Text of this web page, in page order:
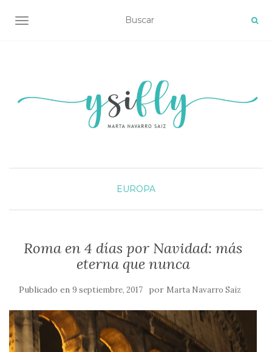
ALTERNAR NAVEGACIÓN
EUROPA
Roma en 4 días por Navidad: más
eterna que nunca
Publicado en 9 septiembre, 2017 por Marta Navarro Saiz